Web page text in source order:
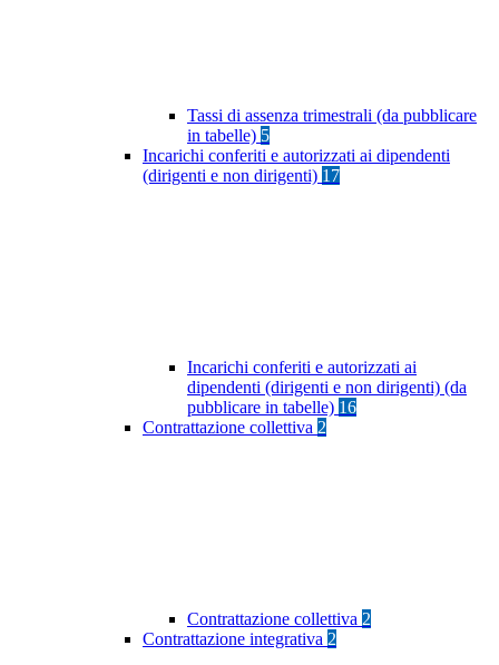
Tassi di assenza trimestrali (da pubblicare
in tabelle) 5
Incarichi conferiti e autorizzati ai dipendenti
(dirigenti e non dirigenti) 17
Incarichi conferiti e autorizzati ai
dipendenti (dirigenti e non dirigenti) (da
pubblicare in tabelle) 16
Contrattazione collettiva 2
Contrattazione collettiva 2
Contrattazione integrativa 2